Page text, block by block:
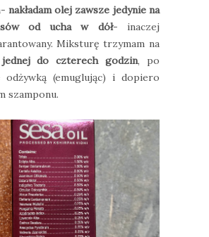
nakładam olej zawsze jedynie na
od ucha w dół- inaczej
Miksturę trzymam na
do czterech godzin, po
odżywką (emuglując) i dopiero
szamponu.